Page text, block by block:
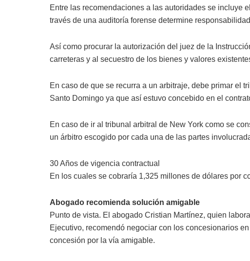
Entre las recomendaciones a las autoridades se incluye
través de una auditoría forense determine
Así como procurar la autorización del juez de la
carreteras y al secuestro de los bienes y valores
En caso de que se recurra a un arbitraje, debe primar el
Santo Domingo ya que así estuvo concebido en el
En caso de ir al tribunal arbitral de New York como se
un árbitro escogido por cada una de las partes
30 Años de vigencia contractual
En los cuales se cobraría 1,325 millones de dólares por
Abogado recomienda solución amigable
Punto de vista. El abogado Cristian Martínez, quien
Ejecutivo, recomendó negociar con los concesionarios
concesión por la vía amigable.